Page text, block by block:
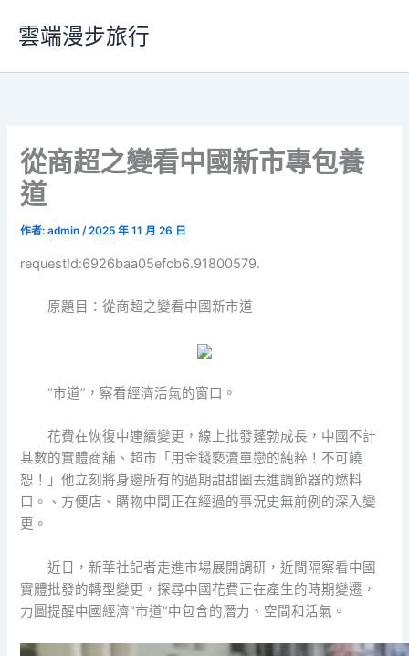
要
雲端漫步旅行
從商超之變看中國新市專包養
道
作者:admin/2025 年 11 月 26 日
requestId:6926baa05efcb6.91800579.
原題目：從商超之變看中國新市道
“市道”，察看經濟活氣的窗口。
花費在恢復中連續變更，線上批發蓬勃成長，中國不計
其數的實體商舖、超市「用金錢褻瀆單戀的純粹！不可饒
恕！」他立刻將身邊所有的過期甜甜圈丟進調節器的燃料
口。、方便店、購物中間正在經過的事況史無前例的深入變
更。
近日，新華社記者走進市場展開調研，近間隔察看中國
實體批發的轉型變更，探尋中國花費正在產生的時期變遷，
力圖提醒中國經濟“市道”中包含的潛力、空間和活氣。